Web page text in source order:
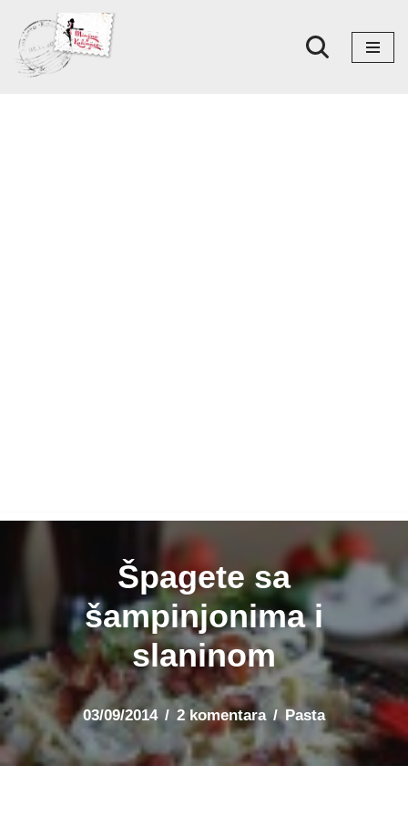
Skoči
na
Špagete sa
šampinjonima i
slaninom
03/09/2014 2 komentara Pasta